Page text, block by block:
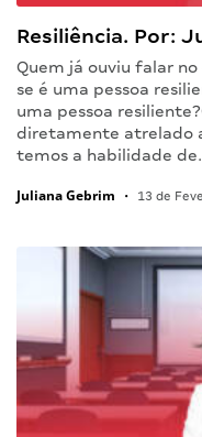
Resiliência. Por:
Quem já ouviu falar
se é uma pessoa
uma pessoa
diretamente atrelado
temos a habilidade
Juliana Gebrim • 13 de